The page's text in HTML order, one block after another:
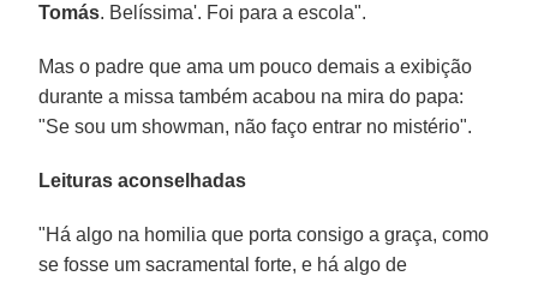
Tomás. Belíssima'. Foi para a escola".
Mas o padre que ama um pouco demais a exibição
durante a missa também acabou na mira do papa:
"Se sou um showman, não faço entrar no mistério".
Leituras aconselhadas
"Há algo na homilia que porta consigo a graça, como
se fosse um sacramental forte, e há algo de